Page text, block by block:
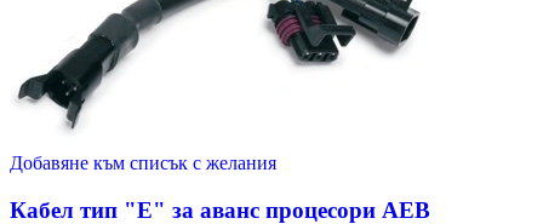
Добавяне към списък с желания
Кабел тип "E" за аванс процесори AEB